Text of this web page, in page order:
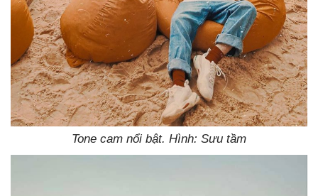
Tone cam nổi bật. Hình: Sưu tầm